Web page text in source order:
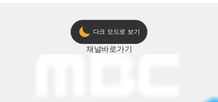
다크 모드로 보기
채널바로가기